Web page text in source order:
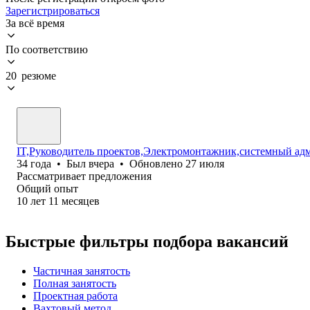
Зарегистрироваться
За всё время
По соответствию
20 резюме
IT,Руководитель проектов,Электромонтажник,системный
34 года • Был вчера • Обновлено 27 июля
Рассматривает предложения
Общий опыт
10 лет 11 месяцев
Быстрые фильтры подбора вакансий
Частичная занятость
Полная занятость
Проектная работа